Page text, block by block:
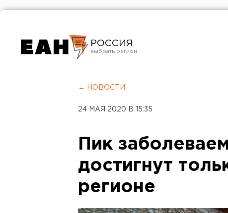
РОССИЯ
Челябинск
← НОВОСТИ
24 МАЯ 2020 В 15:35
Пик
достигнут
регионе